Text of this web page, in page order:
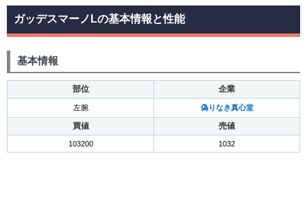
ガッデスマーノLの基本情報と性能
基本情報
部位 企業
左腕 偽りなき真心堂
買値 売値
103200 1032